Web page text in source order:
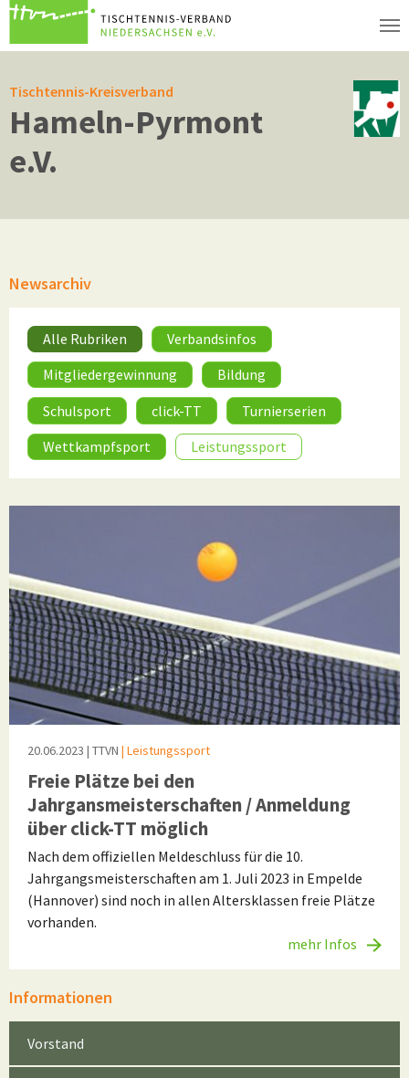
Tischtennis-Kreisverband
Hameln-Pyrmont
e.V.
Newsarchiv
Alle Rubriken
Verbandsinfos
Mitgliedergewinnung
Bildung
Schulsport
click-TT
Turnierserien
Wettkampfsport
Leistungssport
20.06.2023 | TTVN | Leistungssport
Freie Plätze bei den
Jahrgansmeisterschaften / Anmeldung
über click-TT möglich
Nach dem offiziellen Meldeschluss für die 10.
Jahrgangsmeisterschaften am 1. Juli 2023 in Empelde
(Hannover) sind noch in allen Altersklassen freie Plätze
vorhanden.
mehr Infos
Informationen
Vorstand